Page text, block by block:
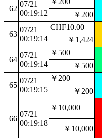
62
07/21
00:19:12
￥200
￥200
63
07/21
00:19:14
CHF10.00
￥1,424
64
07/21
00:19:14
￥500
￥500
65
07/21
00:19:15
￥200
￥200
66
07/21
00:19:18
￥10,000
￥10,000